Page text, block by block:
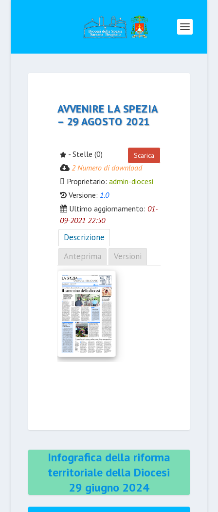
AVVENIRE LA SPEZIA
– 29 AGOSTO 2021
Scarica
- Stelle (0)
2 Numero di download
Proprietario: admin-diocesi
Versione: 1.0
Ultimo aggiornamento: 01-
09-2021 22:50
Descrizione
Anteprima
Versioni
Infografica della riforma
territoriale della Diocesi
29 giugno 2024